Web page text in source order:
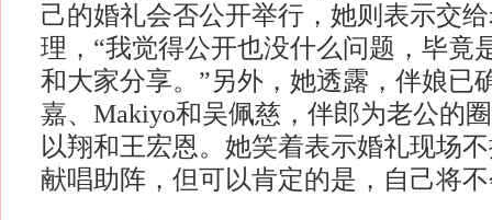
己的婚礼会否公开举行，她则表示交
理，“我觉得公开也没什么问题，毕竟
和大家分享。”另外，她透露，伴娘已
嘉、Makiyo和吴佩慈，伴郎为老公的
以翔和王宏恩。她笑着表示婚礼现场
献唱助阵，但可以肯定的是，自己将